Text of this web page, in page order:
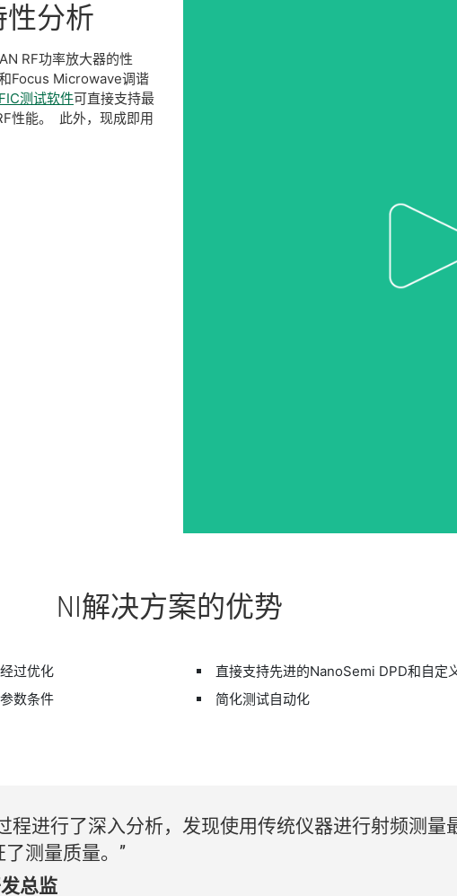
性分析
RF功率放大器的性
Focus Microwave调谐
测试软件可直接支持最
性能。 此外，现成即用
NI解决方案的优势
过优化
数条件
直接支持先进的NanoSemi DPD和自定
简化测试自动化
程进行了深入分析， 发现使用传统仪器进行射频测量
了测量质量。”
总监